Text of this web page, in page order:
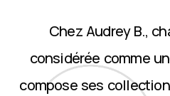
Chez Audrey B.,
considérée comme
compose ses